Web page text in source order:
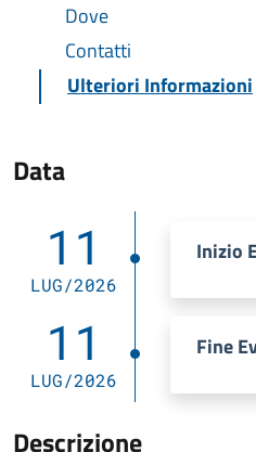
Dove
Contatti
Ulteriori Informazioni
Data
11
LUG/2026
Inizio
11
LUG/2026
Fine
Descrizione